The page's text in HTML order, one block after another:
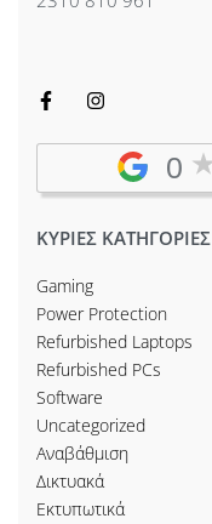
0
ΚΥΡΙΕΣ ΚΑΤΗΓΟΡΙΕΣ
Gaming
Power Protection
Refurbished Laptops
Refurbished PCs
Software
Uncategorized
Αναβάθμιση
Δικτυακά
Εκτυπωτικά